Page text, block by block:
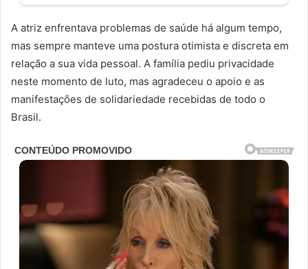
A atriz enfrentava problemas de saúde há algum tempo,
mas sempre manteve uma postura otimista e discreta em
relação a sua vida pessoal. A família pediu privacidade
neste momento de luto, mas agradeceu o apoio e as
manifestações de solidariedade recebidas de todo o
Brasil.